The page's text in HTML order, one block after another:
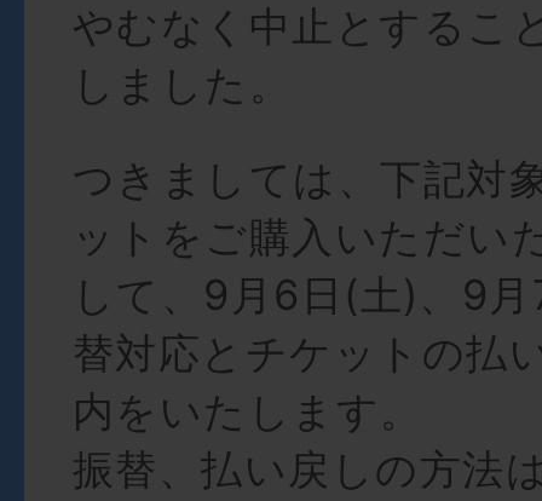
やむなく中止とするこ
しました。
つきましては、下記対
ットをご購入いただい
して、9月6日(土)、9
替対応とチケットの払
内をいたします。
振替、払い戻しの方法